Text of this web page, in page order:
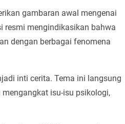
gambaran awal mengenai
resmi mengindikasikan bahwa
dengan berbagai fenomena
inti cerita. Tema ini langsung
isu-isu psikologi,